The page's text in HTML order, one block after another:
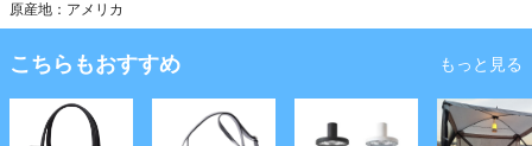
原産地：アメリカ
こちらもおすすめ もっと見る